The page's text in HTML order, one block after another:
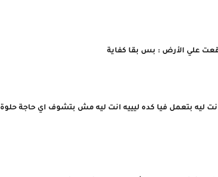
علي الأرض : بس بقا كفاية
ليه بتعمل فيا كده ليييه انت ليه مش بتشوف اي حاجة حلوة